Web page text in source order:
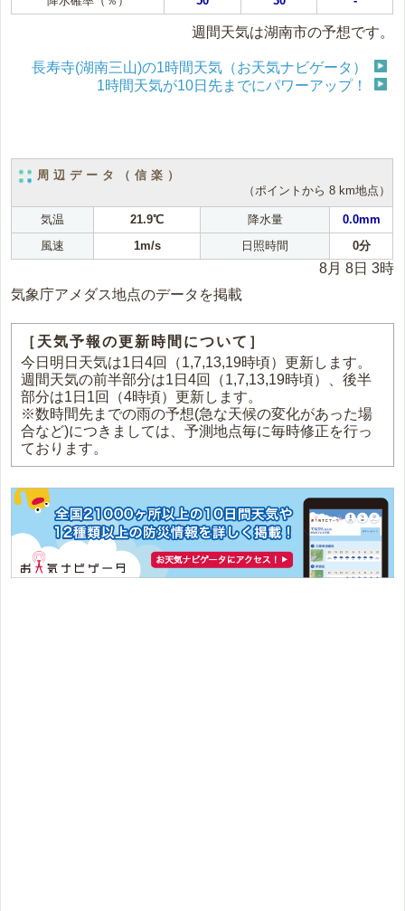
週間天気は湖南市の予想です。
長寿寺(湖南三山)の1時間天気（お天気ナビゲータ）
1時間天気が10日先までにパワーアップ！
周辺データ（信楽）
（ポイントから 8 km地点）
気温 21.9℃ 降水量
0.0mm
風速
1m/s 日照時間 0分
8月 8日 3時
気象庁アメダス地点のデータを掲載
［天気予報の更新時間について］
今日明日天気は1日4回（1,7,13,19時頃）更新します。
週間天気の前半部分は1日4回（1,7,13,19時頃）、後半
部分は1日1回（4時頃）更新します。
※数時間先までの雨の予想(急な天候の変化があった場
合など)につきましては、予測地点毎に毎時修正を行っ
ております。